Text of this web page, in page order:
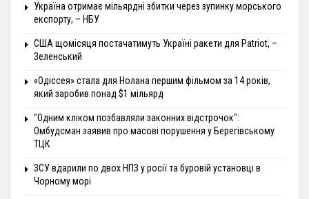
Україна отримає мільярдні збитки через зупинку морського
експорту, – НБУ
США щомісяця постачатимуть Україні ракети для Patriot, –
Зеленський
«Одіссея» стала для Нолана першим фільмом за 14 років,
який заробив понад $1 мільярд
"Одним кліком позбавляли законних відстрочок":
Омбудсман заявив про масові порушення у Берегівському
ТЦК
ЗСУ вдарили по двох НПЗ у росії та буровій установці в
Чорному морі